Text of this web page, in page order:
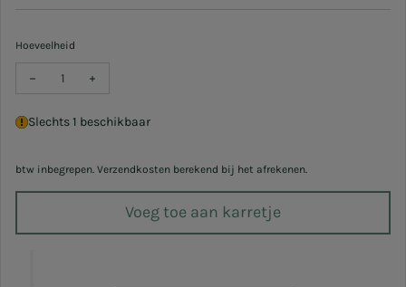
Hoeveelheid
Slechts 1 beschikbaar
btw inbegrepen. Verzendkosten berekend bij het afrekenen.
Voeg toe aan karretje